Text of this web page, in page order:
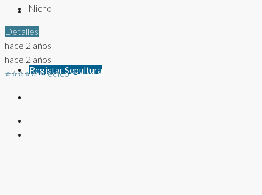
Registar Sepultura
Nicho
Detalles
hace 2 años
hace 2 años
⭐⭐⭐⭐⭐Médico